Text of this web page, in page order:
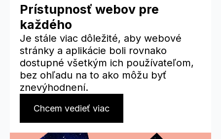
Prístupnosť webov pre
každého
Je stále viac dôležité, aby webové
stránky a aplikácie boli rovnako
dostupné všetkým ich používateľom,
bez ohľadu na to ako môžu byť
znevýhodnení.
Chcem vedieť viac